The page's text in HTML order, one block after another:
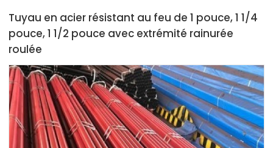
Tuyau en acier résistant au feu de 1 pouce, 1 1/4
pouce, 1 1/2 pouce avec extrémité rainurée
roulée